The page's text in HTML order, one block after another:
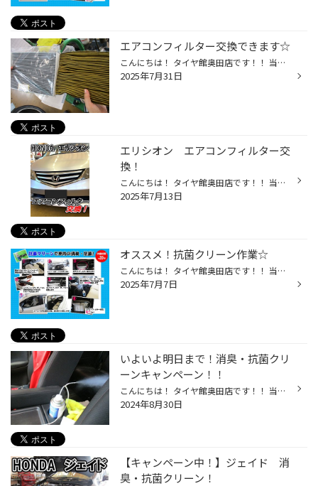
エアコンフィルター交換できます☆
こんにちは！ タイヤ館奥田店です！！ 当店のHPをご覧いただきありがとうございます♪ 暑い日が続きますね(>_<) おクルマのエアコン、大活躍かと思います。 車のエアコンにもエアコンフィルターが付いていることはご存知でしょうか？ 家庭用のエアコンと同じように 使用しているとホコリなどが付着し...
2025年7月31日
エリシオン エアコンフィルター交
換！
こんにちは！ タイヤ館奥田店です！！ 当店のHPをご覧いただきありがとうございます(≧▽≦) 今回はホンダ・エリシオンのエアコンフィルター交換作業をご紹介☆ 交換前のエアコンフィルターです ほこり等をキャッチしています(>_<) ボッシュ アエリストフレッシュに交換しました 抗ウイルス・抗菌・防カ...
2025年7月13日
オススメ！抗菌クリーン作業☆
こんにちは！ タイヤ館奥田店です！！ 当店のHPをご覧いただきありがとうございます♪ 今回ご案内させていただくのは消臭・抗菌サービスです！ 専用の液剤をエアコンを活用して車内に循環させ、車内の菌やにおいを抑える効果がある作業です！ カーエアコンは清掃がしにくく、エアコンのフィルターと...
2025年7月7日
いよいよ明日まで！消臭・抗菌クリ
ーンキャンペーン！！
こんにちは！ タイヤ館奥田店です！！ 当店のHPをご覧いただきありがとうございます(^^♪ 好評開催中の『消臭・抗菌クリーンキャンペーン』 いよいよ明日 8/31までとなりました。 車内のニオイが気になる方！ 通常4,400円が明日までキャンペーン価格の3,300円！！ この機会にぜひお申しつけください♪
2024年8月30日
【キャンペーン中！】ジェイド 消
臭・抗菌クリーン！